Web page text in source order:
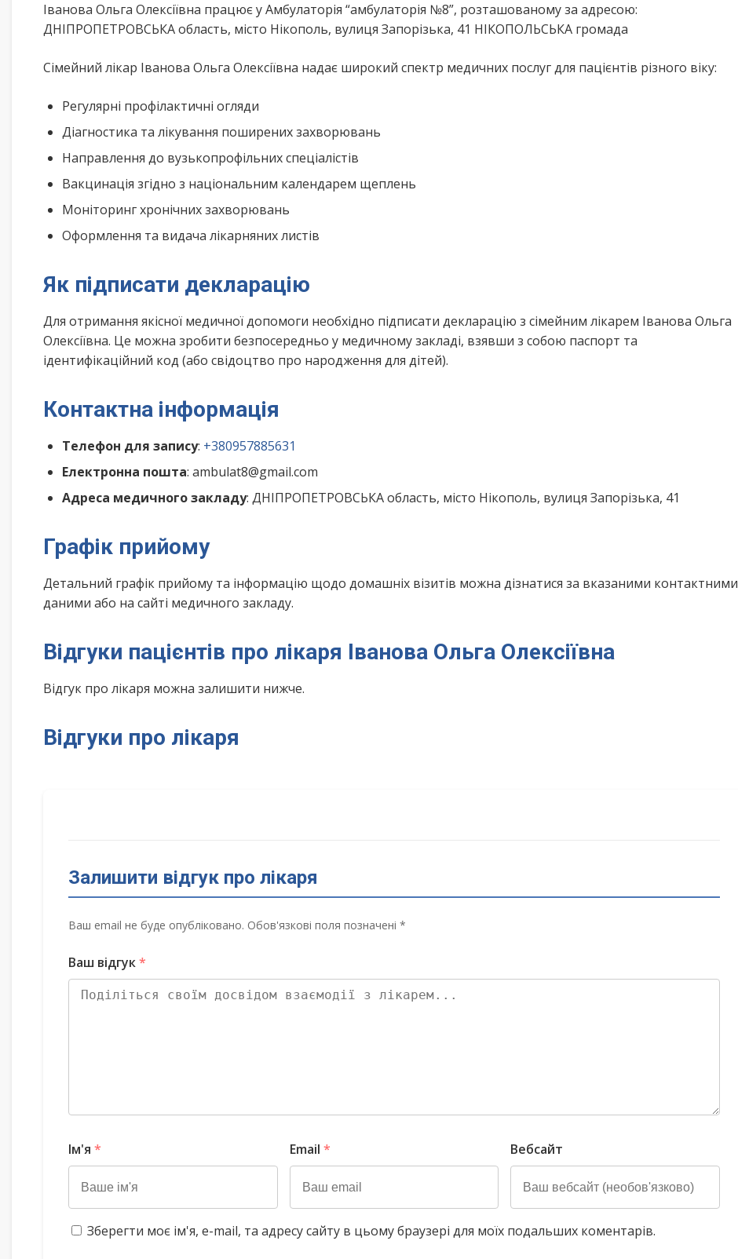
Іванова Ольга Олексіївна працює у Амбулаторія “амбулаторія №8”, розташованому за адресою:
ДНІПРОПЕТРОВСЬКА область, місто Нікополь, вулиця Запорізька, 41 НІКОПОЛЬСЬКА громада
Сімейний лікар Іванова Ольга Олексіївна надає широкий спектр медичних послуг для пацієнтів різного віку:
Регулярні профілактичні огляди
Діагностика та лікування поширених захворювань
Направлення до вузькопрофільних спеціалістів
Вакцинація згідно з національним календарем щеплень
Моніторинг хронічних захворювань
Оформлення та видача лікарняних листів
Як підписати декларацію
Для отримання якісної медичної допомоги необхідно підписати декларацію з сімейним лікарем Іванова Ольга
Олексіївна. Це можна зробити безпосередньо у медичному закладі, взявши з собою паспорт та
ідентифікаційний код (або свідоцтво про народження для дітей).
Контактна інформація
Телефон для запису: +380957885631
Електронна пошта: ambulat8@gmail.com
Адреса медичного закладу: ДНІПРОПЕТРОВСЬКА область, місто Нікополь, вулиця Запорізька, 41
Графік прийому
Детальний графік прийому та інформацію щодо домашніх візитів можна дізнатися за вказаними контактними
даними або на сайті медичного закладу.
Відгуки пацієнтів про лікаря Іванова Ольга Олексіївна
Відгук про лікаря можна залишити нижче.
Відгуки про лікаря
Залишити відгук про лікаря
Ваш email не буде опубліковано. Обов'язкові поля позначені *
Ваш відгук*
Ім'я * Email * Вебсайт
Зберегти моє ім'я, e-mail, та адресу сайту в цьому браузері для моїх подальших коментарів.